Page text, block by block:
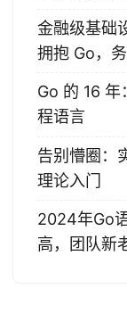
金融级基础
拥抱 Go，
Go 的 16 年
程语言
告别懵圈：
理论入门
2024年Go
高，团队新